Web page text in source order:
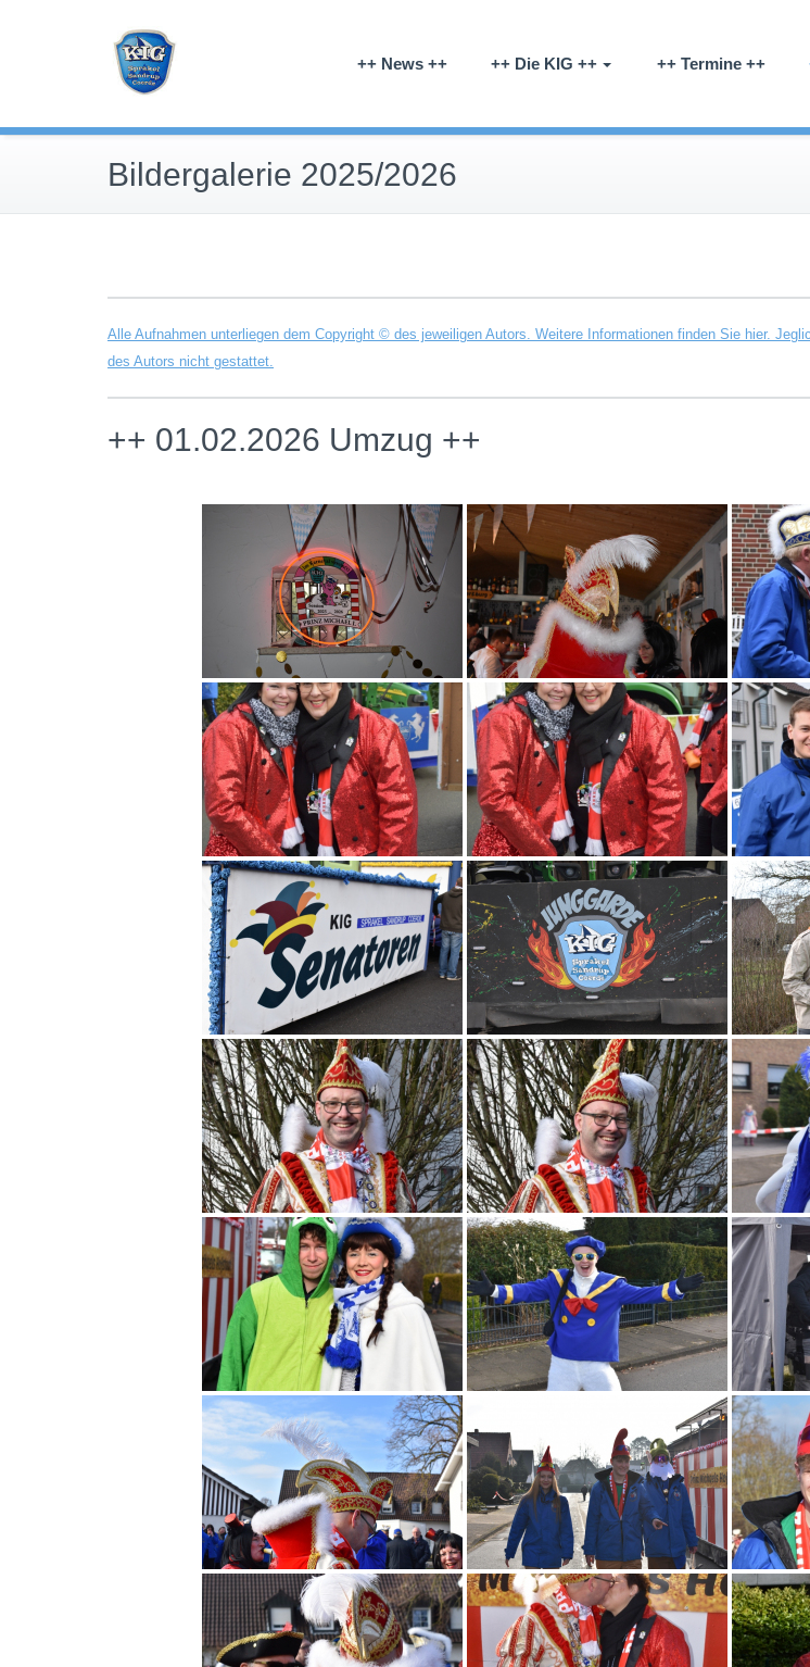
++ News ++ ++ Die KIG ++ ++ Termine ++
Bildergalerie 2025/2026
Alle Aufnahmen unterliegen dem Copyright © des jeweiligen Autors. Weitere Informationen finden Sie hier.
des Autors nicht gestattet.
++ 01.02.2026 Umzug ++